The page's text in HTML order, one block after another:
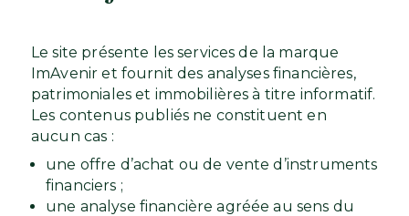
Le site présente les services de la marque
ImAvenir et fournit des analyses financières,
patrimoniales et immobilières à titre informatif.
Les contenus publiés ne constituent en
aucun cas :
une offre d’achat ou de vente d’instruments
financiers ;
une analyse financière agréée au sens du